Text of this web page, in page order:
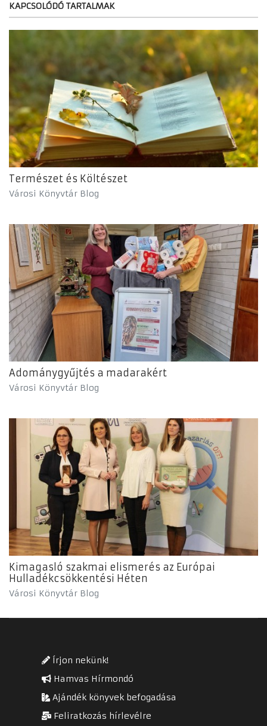
KAPCSOLÓDÓ TARTALMAK
Természet és Költészet
Városi Könyvtár Blog
Adománygyűjtés a madarakért
Városi Könyvtár Blog
Kimagasló szakmai elismerés az Európai
Hulladékcsökkentési Héten
Városi Könyvtár Blog
Írjon nekünk!
Hamvas Hírmondó
Ajándék könyvek befogadása
Feliratkozás hírlevélre